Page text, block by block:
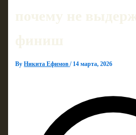
почему не
финиш
ByНикита Ефимов/ 14 марта, 2026